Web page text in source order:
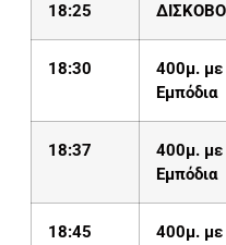
18:25
18:30
400μ. με
Εμπόδια
18:37
400μ. με
Εμπόδια
18:45
400μ. με